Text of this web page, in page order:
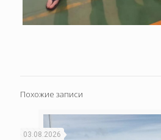
Похожие записи
03.08.2026